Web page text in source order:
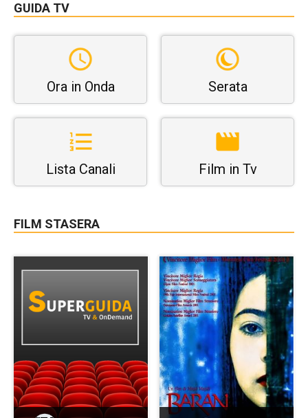
GUIDA TV
Ora in Onda Serata
Lista Canali Film in Tv
FILM STASERA